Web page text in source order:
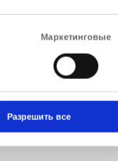
Маркетинговые
Разрешить все